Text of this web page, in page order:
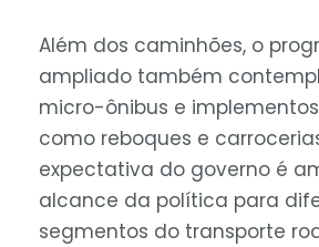
Além dos caminhões, o
ampliado também
micro-ônibus e
como reboques e
expectativa do governo é
alcance da política para
segmentos do transporte